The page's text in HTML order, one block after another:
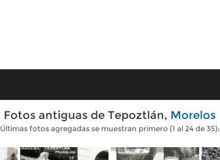
Fotos antiguas de Tepoztlán, Morelos
Últimas fotos agregadas se muestran primero (1 al 24 de 35):